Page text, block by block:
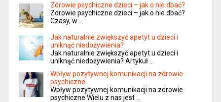
Zdrowie psychiczne dzieci – jak o nie dbać?
Zdrowie psychiczne dzieci – jak o nie dbać?
Czasy, w …
Jak naturalnie zwiększyć apetyt u dzieci i
uniknąć niedożywienia?
Jak naturalnie zwiększyć apetyt u dzieci i
uniknąć niedożywienia? Artykuł …
Wpływ pozytywnej komunikacji na zdrowie
psychiczne
Wpływ pozytywnej komunikacji na zdrowie
psychiczne Wielu z nas jest …